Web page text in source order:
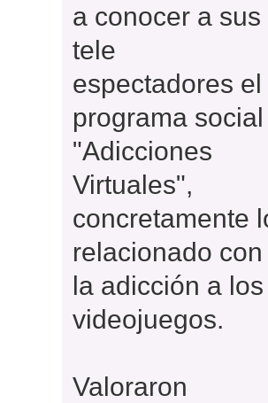
a conocer a sus
tele
espectadores el
programa social
"Adicciones
Virtuales",
concretamente
relacionado con
la adicción a los
videojuegos.
Valoraron